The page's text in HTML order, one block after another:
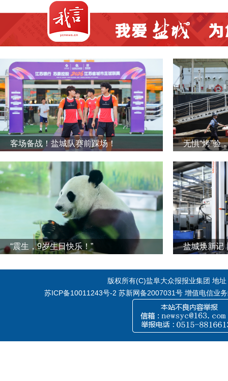
客场备战！盐城队赛前踩场！ 无惧“烤”验
“震生，9岁生日快乐！”
版权所有(C)盐阜大众报报业集团 地
苏ICP备10011243号-2 苏新网备2007031号 增值电信业